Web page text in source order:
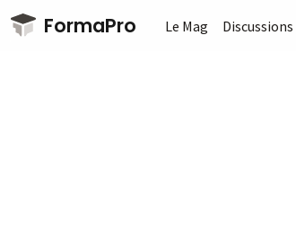
Passer au contenu principal
FormaPro Le Mag Discussions